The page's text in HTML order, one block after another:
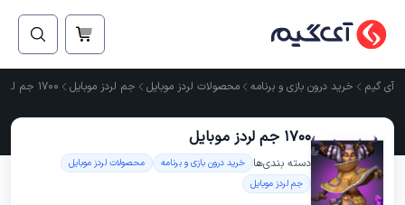
آی گیم خرید درون بازی و برنامه محصولات لردز موبایل جم لردز موبایل 1700 جم لردز موبایل
1700 جم لردز موبایل
دسته ‌بندی‌ها خرید درون بازی و برنامه
محصولات لردز موبایل
جم لردز موبایل